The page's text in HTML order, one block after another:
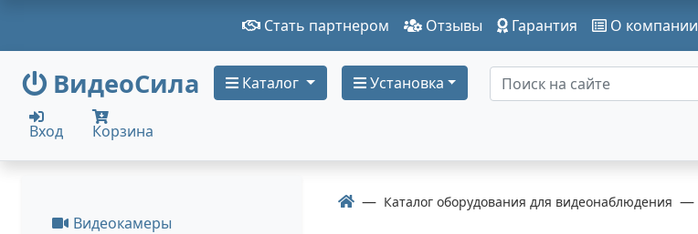
Стать партнером Отзывы Гарантия О компании
ВидеоСила Каталог Установка
Вход Корзина
Видеокамеры
Каталог оборудования для видеонаблюдения